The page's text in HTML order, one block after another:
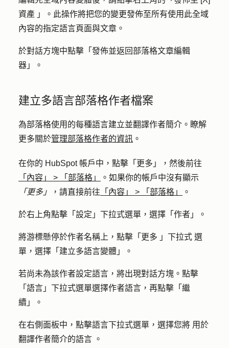
資產 」。此操作將把您的變更發佈至所有使用此全域
內容的指定語言頁面與文章。
於對話方塊中點擊「 發佈並返回部落格文章編輯
器 」 。
建立多語言部落格作者檔案
為部落格使用的每種語言建立並翻譯作者簡介。瞭解
更多關於管理部落格作者的資訊 。
在你的 HubSpot 帳戶中，點擊 「更多」
，然後前往
「內容」
> 「部落格」
。如果你的帳戶中沒有顯示
「更多」
，請直接前往 「內容」 > 「部落格」 。
於右上角點擊「 設定 」下拉式選單，選擇「 作者 」。
將游標懸停於作者名稱上，點擊「 更多 」 下拉式 選
單，選擇「 建立多語言變體 」。
若尚未為該作者設定語言，將出現對話方塊。 點擊
「 語言 」下拉式選單選擇作者語言 ，再點擊 「繼
續 」。
在右側面板中，點擊語言下拉式選單，選擇您將 用於
翻譯作者簡介的語言 。